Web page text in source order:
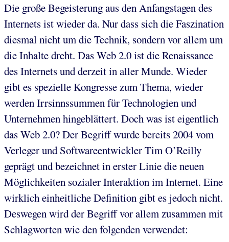
Die große Begeisterung aus den Anfangstagen des
Internets ist wieder da. Nur dass sich die Faszination
diesmal nicht um die Technik, sondern vor allem um
die Inhalte dreht. Das Web 2.0 ist die Renaissance
des Internets und derzeit in aller Munde. Wieder
gibt es spezielle Kongresse zum Thema, wieder
werden Irrsinnssummen für Technologien und
Unternehmen hingeblättert. Doch was ist eigentlich
das Web 2.0? Der Begriff wurde bereits 2004 vom
Verleger und Softwareentwickler Tim O’Reilly
geprägt und bezeichnet in erster Linie die neuen
Möglichkeiten sozialer Interaktion im Internet. Eine
wirklich einheitliche Definition gibt es jedoch nicht.
Deswegen wird der Begriff vor allem zusammen mit
Schlagworten wie den folgenden verwendet: